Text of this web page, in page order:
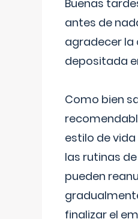
Buenas
antes de
agradecer la
depositada
Como bien
estilo de
las rutinas
pueden
finalizar el